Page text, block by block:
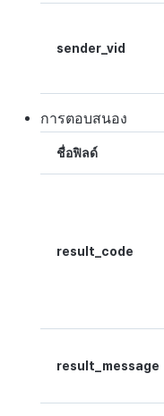
sender_vid
การตอบสนอง
ชื่อฟิลด์
result_code
result_message